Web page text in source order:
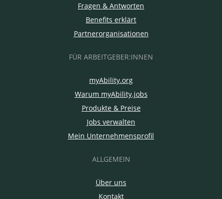
Fragen & Antworten
Benefits erklärt
Partnerorganisationen
FÜR ARBEITGEBER:INNEN
myAbility.org
Warum myAbility.jobs
Produkte & Preise
Jobs verwalten
Mein Unternehmensprofil
ALLGEMEIN
Über uns
Kontakt